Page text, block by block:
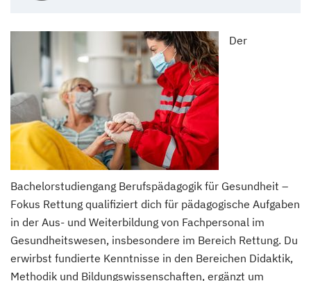
Der
Bachelorstudiengang Berufspädagogik für Gesundheit –
Fokus Rettung qualifiziert dich für pädagogische Aufgaben
in der Aus- und Weiterbildung von Fachpersonal im
Gesundheitswesen, insbesondere im Bereich Rettung. Du
erwirbst fundierte Kenntnisse in den Bereichen Didaktik,
Methodik und Bildungswissenschaften, ergänzt um